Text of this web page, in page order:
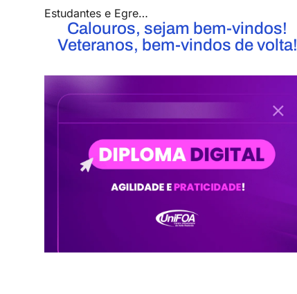
Estudantes e Egressos UniFOA
Calouros, sejam bem-vindos!
Veteranos, bem-vindos de volta!